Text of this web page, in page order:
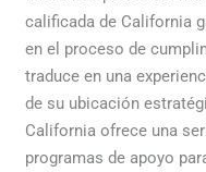
calificada de California
en el proceso de
traduce en una
de su ubicación
California ofrece una
programas de apoyo